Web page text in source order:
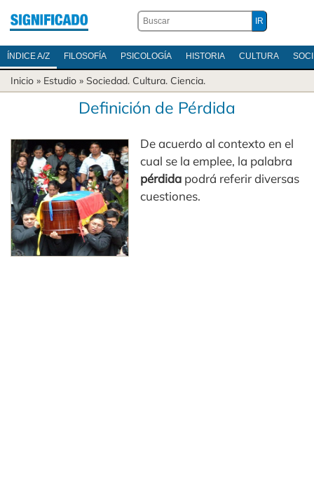
ÍNDICE A/Z FILOSOFÍA PSICOLOGÍA HISTORIA CULTURA
Inicio » Estudio » Sociedad. Cultura. Ciencia.
Definición de Pérdida
De acuerdo al contexto en el
cual se la emplee, la palabra
pérdida podrá referir diversas
cuestiones.